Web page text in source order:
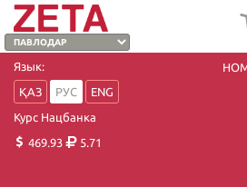
Язык:
ҚАЗ
РУС
ENG
Курс Нацбанка
469.93
5.71